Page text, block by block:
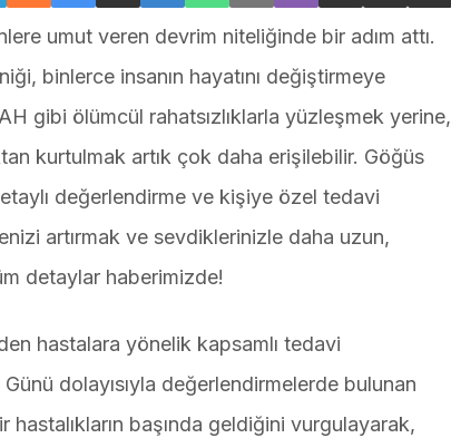
umut veren devrim niteliğinde bir adım attı.
binlerce insanın hayatını değiştirmeye
gibi ölümcül rahatsızlıklarla yüzleşmek yerine,
kurtulmak artık çok daha erişilebilir. Göğüs
değerlendirme ve kişiye özel tedavi
artırmak ve sevdiklerinizle daha uzun,
detaylar haberimizde!
hastalara yönelik kapsamlı tedavi
dolayısıyla değerlendirmelerde bulunan
hastalıkların başında geldiğini vurgulayarak,